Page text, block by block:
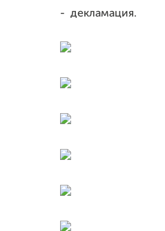
- декламация.